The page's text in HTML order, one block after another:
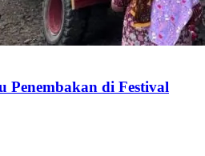
Penembakan di Festival